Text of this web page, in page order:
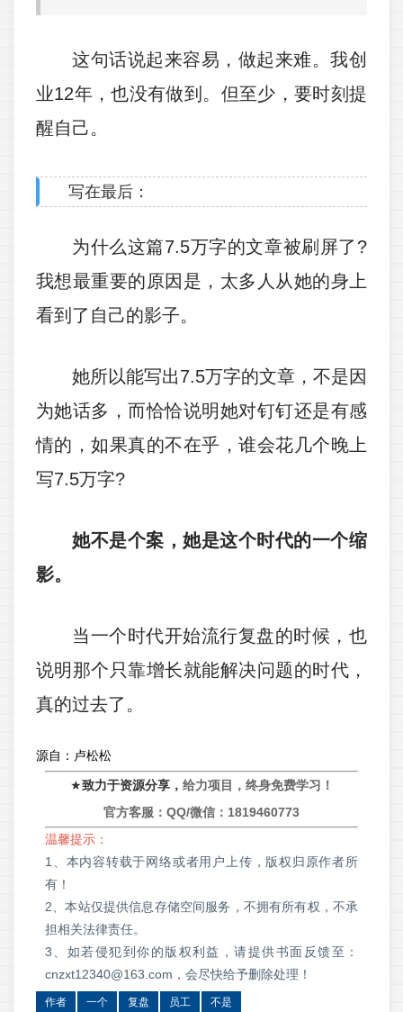
这句话说起来容易，做起来难。我创
业12年，也没有做到。但至少，要时刻提
醒自己。
写在最后：
为什么这篇7.5万字的文章被刷屏了?
我想最重要的原因是，太多人从她的身上
看到了自己的影子。
她所以能写出7.5万字的文章，不是因
为她话多，而恰恰说明她对钉钉还是有感
情的，如果真的不在乎，谁会花几个晚上
写7.5万字?
她不是个案，她是这个时代的一个缩
影。
当一个时代开始流行复盘的时候，也
说明那个只靠增长就能解决问题的时代，
真的过去了。
源自：卢松松
★致力于资源分享， 给力项目，终身免费学习！
官方客服：QQ/微信： 1819460773
温馨提示：
1、本内容转载于网络或者用户上传，版权归原作者所
有！
2、本站仅提供信息存储空间服务，不拥有所有权，不承
担相关法律责任。
3、如若侵犯到你的版权利益，请提供书面反馈至：
cnzxt12340@163.com，会尽快给予删除处理！
作者 一个 复盘 员工 不是